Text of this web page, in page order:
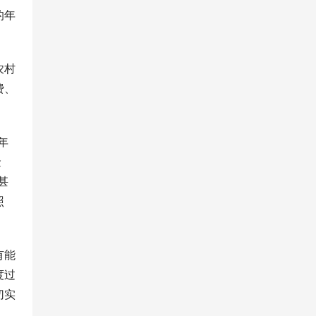
年
村
能
过
实